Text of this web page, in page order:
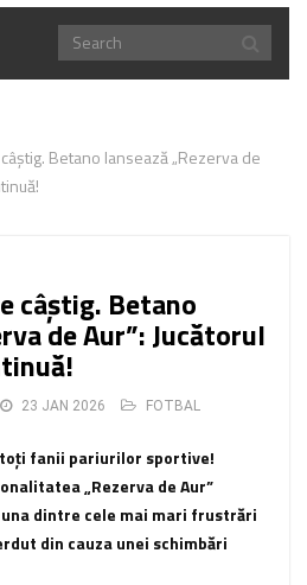
Betano lansează „Rezerva de
câștig. Betano
de Aur”: Jucătorul
23 JAN 2026 FOTBAL
fanii pariurilor sportive!
„Rezerva de Aur”
una dintre cele mai mari frustrări
din cauza unei schimbări